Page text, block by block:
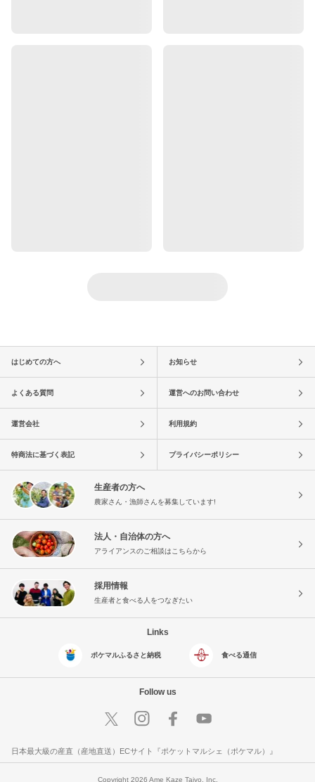
はじめての方へ お知らせ
よくある質問 運営へのお問い合わせ
運営会社 利用規約
特商法に基づく表記 プライバシーポリシー
生産者の方へ
農家さん・漁師さんを募集しています!
法人・自治体の方へ
アライアンスのご相談はこちらから
採用情報
生産者と食べる人をつなぎたい
Links
ポケマルふるさと納税 食べる通信
Follow us
日本最大級の産直（産地直送）ECサイト『ポケットマルシェ（ポケマル）』
Copyright 2026 Ame Kaze Taiyo, Inc.